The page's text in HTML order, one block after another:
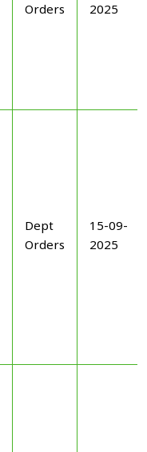
Orders
2025
Dept
Orders
15-09-
2025